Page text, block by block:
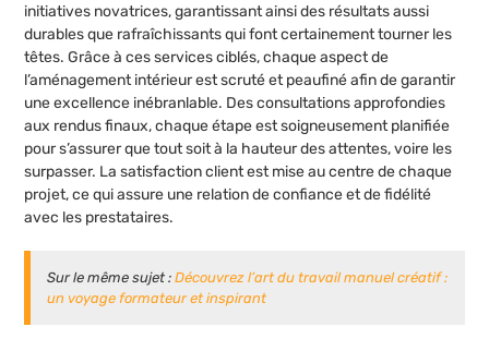
initiatives novatrices, garantissant ainsi des résultats aussi
durables que rafraîchissants qui font certainement tourner les
têtes. Grâce à ces services ciblés, chaque aspect de
l’aménagement intérieur est scruté et peaufiné afin de garantir
une excellence inébranlable. Des consultations approfondies
aux rendus finaux, chaque étape est soigneusement planifiée
pour s’assurer que tout soit à la hauteur des attentes, voire les
surpasser. La satisfaction client est mise au centre de chaque
projet, ce qui assure une relation de confiance et de fidélité
avec les prestataires.
Sur le même sujet :Découvrez l’art du travail manuel créatif :
un voyage formateur et inspirant